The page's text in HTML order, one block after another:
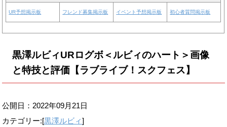
UR予想掲示板 フレンド募集掲示板 イベント予想掲示板 初心者質問掲示板
黒澤ルビィURログボ＜ルビィのハート＞画像
と特技と評価【ラブライブ！スクフェス】
公開日： 2022年09月21日
カテゴリー:[黒澤ルビィ]